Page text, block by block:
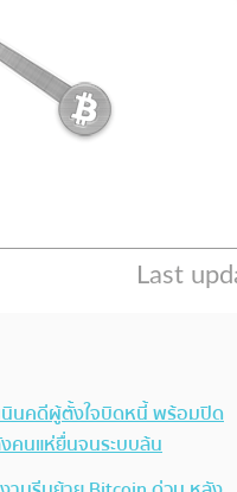
นินคดีผู้ตั้งใจบิดหนี้ พร้อมปิด
คนแห่ยื่นจนระบบล้น